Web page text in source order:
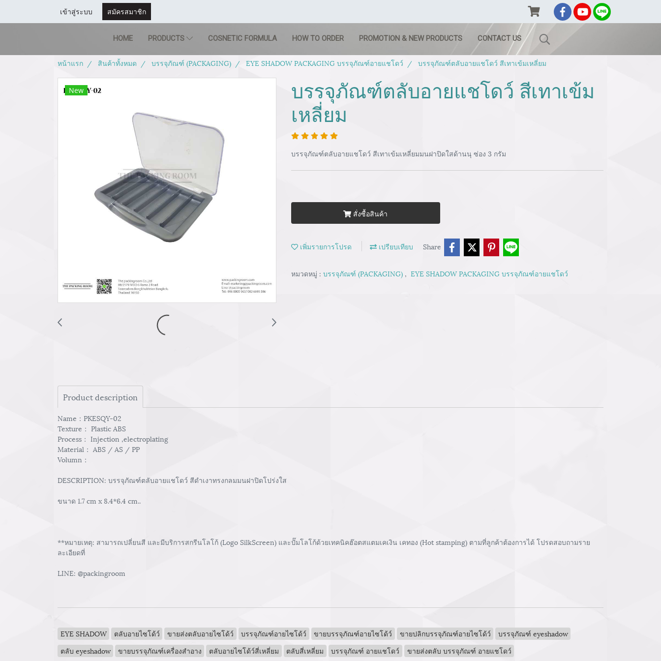
เข้าสู่ระบบ สมัครสมาชิก
HOME PRODUCTS COSNETIC FORMULA HOW TO ORDER PROMOTION & NEW PRODUCTS CONTACT US
หน้าแรก สินค้าทั้งหมด บรรจุภัณฑ์ (PACKAGING) EYE SHADOW PACKAGING บรรจุภัณฑ์อายแชโดว์ บรรจุภัณฑ์ตลับอายแชโดว์ สีเทาเข้มเหลี่ยม
New
บรรจุภัณฑ์ตลับอายแชโดว์ สีเทาเข้ม
เหลี่ยม
บรรจุภัณฑ์ตลับอายแชโดว์ สีเทาเข้มเหลี่ยมมนฝาปิดใสด้านนุ ซ่อง 3 กรัม
สั่งซื้อสินค้า
เพิ่มรายการโปรด เปรียบเทียบ Share
หมวดหมู่ : บรรจุภัณฑ์ (PACKAGING) , EYE SHADOW PACKAGING บรรจุภัณฑ์อายแชโดว์
Product description
Name：PKESQY-02
Texture： Plastic ABS
Process： Injection ,electroplating
Material： ABS / AS / PP
Volumn：
DESCRIPTION: บรรจุภัณฑ์ตลับอายแชโดว์ สีดำเงาทรงกลมมนฝาปิดโปร่งใส
ขนาด 1.7 cm x 8.4*6.4 cm..
**หมายเหตุ: สามารถเปลี่ยนสี และมีบริการสกรีนโลโก้ (Logo SilkScreen) และปั๊มโลโก้ด้วยเทคนิคฮ๊อตสแตมเคเงิน เคทอง (Hot stamping) ตามที่ลูกค้าต้องการได้ โปรดสอบถามราย
ละเอียดที่
LINE: @packingroom
EYE SHADOW ตลับอายไซโด้ว์ ขายส่งตลับอายไซโด้ว์ บรรจุภัณฑ์อายไซโด้ว์ ขายบรรจุภัณฑ์อายไซโด้ว์ ขายปลิกบรรจุภัณฑ์อายไซโด้ว์
บรรจุภัณฑ์ eyeshadow
ตลับ eyeshadow
ขายบรรจุภัณฑ์เครื่องสำอาง ตลับอายไซโด้ว์สี่เหลี่ยม ตลับสี่เหลี่ยม บรรจุภัณฑ์ อายแชโดว์ ขายส่งตลับ บรรจุภัณฑ์ อายแชโดว์